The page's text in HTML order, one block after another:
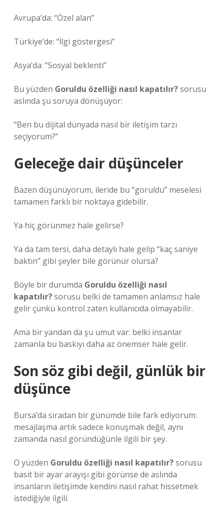
Avrupa’da: “Özel alan”
Türkiye’de: “İlgi göstergesi”
Asya’da: “Sosyal beklenti”
Bu yüzden Goruldu özelliği nasıl kapatılır?sorusu
aslında şu soruya dönüşüyor:
“Ben bu dijital dünyada nasıl bir iletişim tarzı
seçiyorum?”
Geleceğe dair düşünceler
Bazen düşünüyorum, ileride bu “goruldu” meselesi
tamamen farklı bir noktaya gidebilir.
Ya hiç görünmez hale gelirse?
Ya da tam tersi, daha detaylı hale gelip “kaç saniye
baktın” gibi şeyler bile görünür olursa?
Böyle bir durumda Goruldu özelliği nasıl
kapatılır?sorusu belki de tamamen anlamsız hale
gelir çünkü kontrol zaten kullanıcıda olmayabilir.
Ama bir yandan da şu umut var: belki insanlar
zamanla bu baskıyı daha az önemser hale gelir.
Son söz gibi değil, günlük bir
düşünce
Bursa’da sıradan bir günümde bile fark ediyorum:
mesajlaşma artık sadece konuşmak değil, aynı
zamanda nasıl göründüğünle ilgili bir şey.
O yüzden Goruldu özelliği nasıl kapatılır?sorusu
basit bir ayar arayışı gibi görünse de aslında
insanların iletişimde kendini nasıl rahat hissetmek
istediğiyle ilgili.